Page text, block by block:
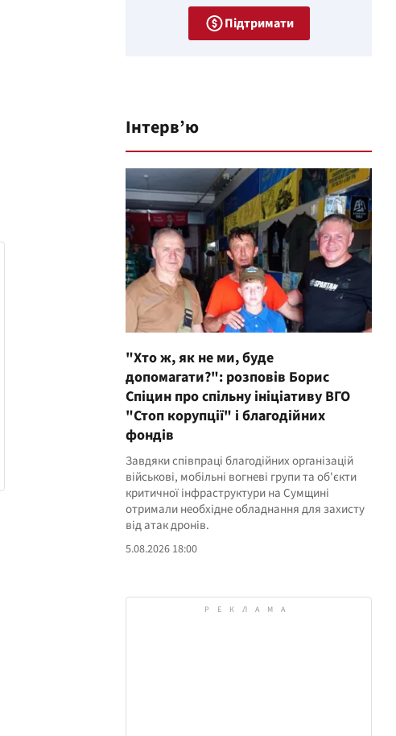
Підтримати
Інтерв’ю
"Хто ж, як не ми, буде
допомагати?": розповів Борис
Спіцин про спільну ініціативу ВГО
"Стоп корупції" і благодійних
фондів
Завдяки співпраці благодійних організацій
військові, мобільні вогневі групи та об'єкти
критичної інфраструктури на Сумщині
отримали необхідне обладнання для захисту
від атак дронів.
5.08.2026 18:00